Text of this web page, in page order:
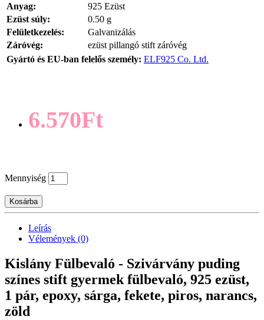
Anyag:
925 Ezüst
Ezüst súly:
0.50 g
Felületkezelés:
Galvanizálás
Záróvég:
ezüst pillangó stift záróvég
Gyártó és EU-ban felelős személy: ELF925 Co. Ltd.
6.570Ft
Mennyiség
Kosárba
Leírás
Vélemények (0)
Kislány Fülbevaló - Szivárvány puding
színes stift gyermek fülbevaló, 925 ezüst,
1 pár, epoxy, sárga, fekete, piros, narancs,
zöld